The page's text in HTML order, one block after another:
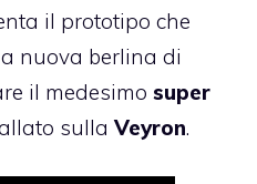
il prototipo che
nuova berlina di
il medesimo super
sullaVeyron.